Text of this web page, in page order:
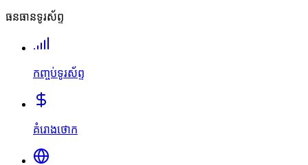
ធនធានទូរស័ព្ទ
កញ្ចប់ទូរស័ព្ទ
គំរោងថោក